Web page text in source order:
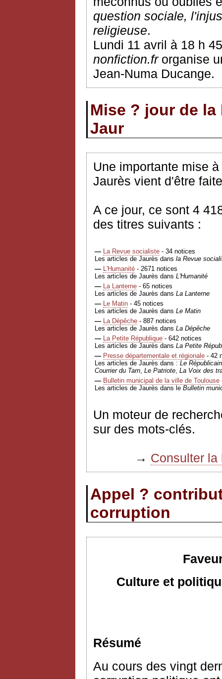
question sociale,
religieuse.
Lundi 11 avril à 18 h
nonfiction.frorganise
Jean-Numa Ducange.
Mise ? jour de
Jaur
Une importante mise
Jaurès vient d'être
A ce jour, ce sont 4
des titres suivants :
— La Revue socialiste - 34 notices
Les articles de Jaurès dans la Revue
— L'Humanité - 2671 notices
Les articles de Jaurès dans L'Humanité
— La Lanterne - 65 notices
Les articles de Jaurès dans La Lanterne
— Le Matin - 45 notices
Les articles de Jaurès dans Le Matin
— La Dépêche - 887 notices
Les articles de Jaurès dans La Dépêche
— La Petite République - 642 notices
Les articles de Jaurès dans La Petite
— Presse départementale et régionale - 42
Les articles de Jaurès dans : Le
Courrier du Tarn, Le Patriote, La Voix des
— Bulletin municipal de la ville de Toulouse
Les articles de Jaurès dans le Bulletin
Un moteur de
sur des mots-clés.
→ Consulter
Appel ?
corruption
Culture et
Résumé
Au cours des vingt